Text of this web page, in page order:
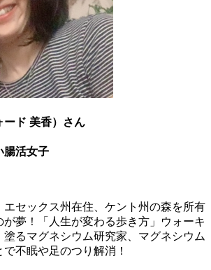
ード 美香）さん
腸活女子
エセックス州在住、ケント州の森を所有
が夢！「人生が変わる歩き方」ウォーキ
塗るマグネシウム研究家、マグネシウム
不眠や足のつり解消！